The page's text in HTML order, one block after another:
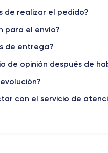
de realizar el pedido?
para el envío?
de entrega?
de opinión después de
con el servicio de